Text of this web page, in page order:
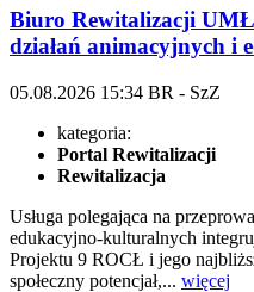
Biuro Rewitalizacji
działań animacyjnych i
05.08.2026 15:34 BR - SzZ
kategoria:
Portal Rewitalizacji
Rewitalizacja
Usługa polegająca na
edukacyjno-kulturalnych
Projektu 9 ROCŁ i jego
społeczny potencjał,... więcej